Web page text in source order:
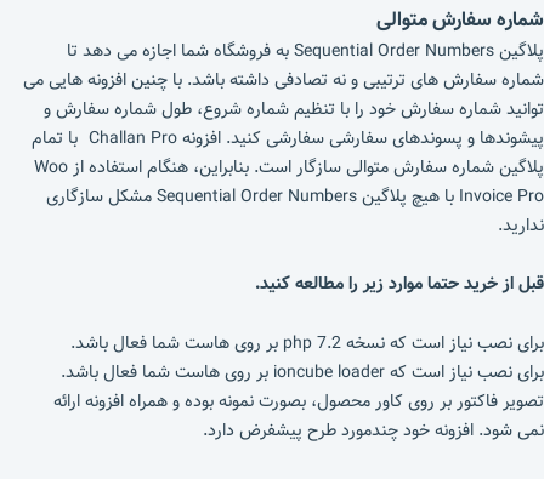
شماره سفارش متوالی
پلاگین Sequential Order Numbers به فروشگاه شما اجازه می دهد تا
شماره سفارش های ترتیبی و نه تصادفی داشته باشد. با چنین افزونه هایی می
توانید شماره سفارش خود را با تنظیم شماره شروع، طول شماره سفارش و
پیشوندها و پسوندهای سفارشی سفارشی کنید. افزونه Challan Pro با تمام
پلاگین شماره سفارش متوالی سازگار است. بنابراین، هنگام استفاده از Woo
Invoice Pro با هیچ پلاگین Sequential Order Numbers مشکل سازگاری
ندارید.
قبل از خرید حتما موارد زیر را مطالعه کنید.
برای نصب نیاز است که نسخه php 7.2 بر روی هاست شما فعال باشد.
برای نصب نیاز است که ioncube loader بر روی هاست شما فعال باشد.
تصویر فاکتور بر روی کاور محصول، بصورت نمونه بوده و همراه افزونه ارائه
نمی شود. افزونه خود چندمورد طرح پیشفرض دارد.